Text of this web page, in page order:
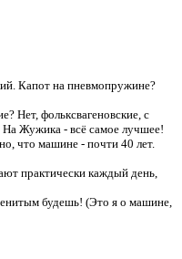
Капот на пневмопружине?
Нет, фольксвагеновские, с
Жужика - всё самое лучшее!
что машине - почти 40 лет.
практически каждый день,
будешь! (Это я о машине,